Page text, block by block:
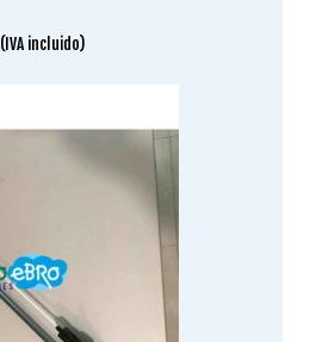
(IVA incluido)